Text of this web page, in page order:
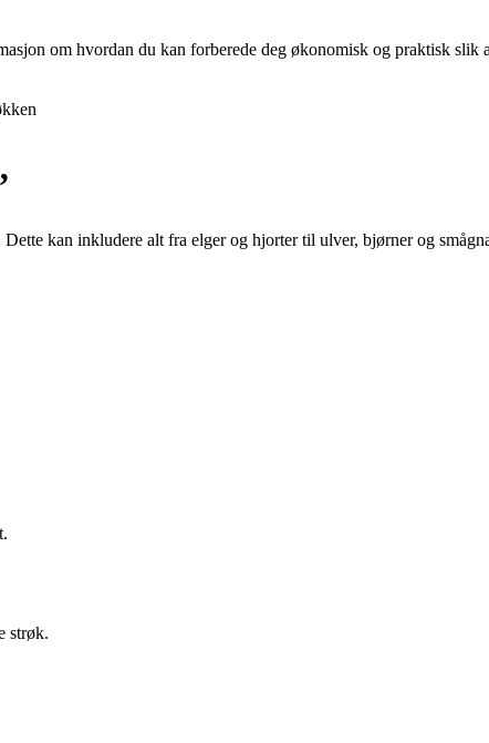
om hvordan du kan forberede deg økonomisk og praktisk slik
kan inkludere alt fra elger og hjorter til ulver, bjørner og
strøk.